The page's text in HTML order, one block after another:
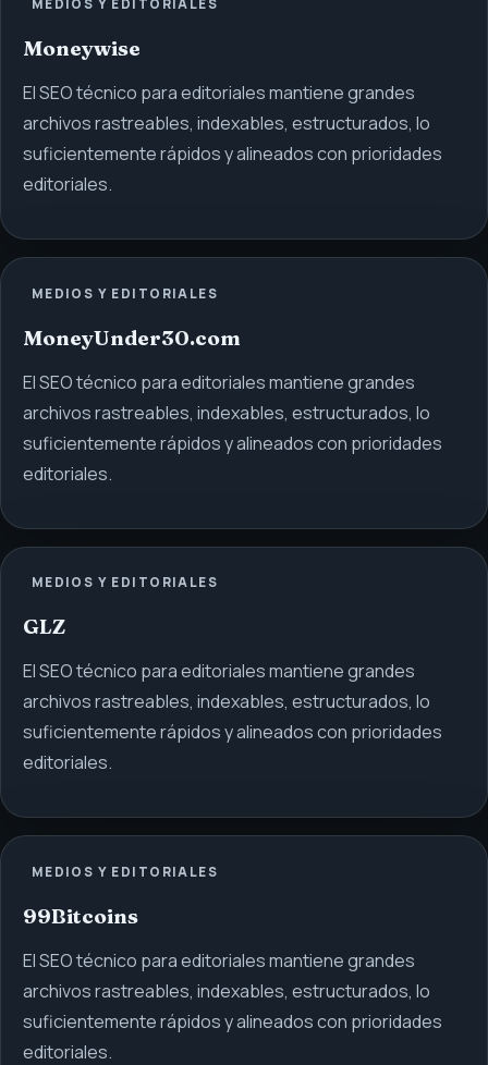
MEDIOS Y EDITORIALES
Moneywise
El SEO técnico para editoriales mantiene grandes
archivos rastreables, indexables, estructurados, lo
suficientemente rápidos y alineados con prioridades
editoriales.
MEDIOS Y EDITORIALES
MoneyUnder30.com
El SEO técnico para editoriales mantiene grandes
archivos rastreables, indexables, estructurados, lo
suficientemente rápidos y alineados con prioridades
editoriales.
MEDIOS Y EDITORIALES
GLZ
El SEO técnico para editoriales mantiene grandes
archivos rastreables, indexables, estructurados, lo
suficientemente rápidos y alineados con prioridades
editoriales.
MEDIOS Y EDITORIALES
99Bitcoins
El SEO técnico para editoriales mantiene grandes
archivos rastreables, indexables, estructurados, lo
suficientemente rápidos y alineados con prioridades
editoriales.